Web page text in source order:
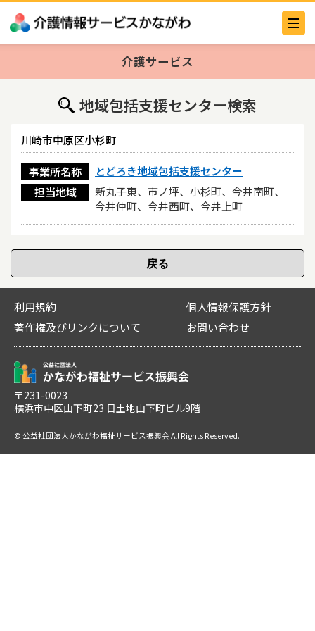
介護サービス
地域包括支援センター検索
川崎市中原区小杉町
事業所名称
とどろき地域包括支援センター
担当地域
新丸子東、市ノ坪、小杉町、今井南町、
今井仲町、今井西町、今井上町
利用規約
個人情報保護方針
著作権及びリンクについて
お問い合わせ
〒231-0023
横浜市中区山下町23 日土地山下町ビル9階
© 公益社団法人かながわ福祉サービス振興会 All Rights Reserved.